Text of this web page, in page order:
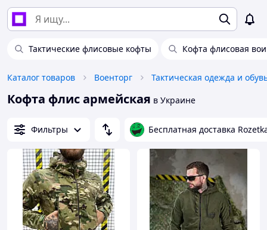
Тактические флисовые кофты Кофта флисовая
Каталог товаров Военторг Тактическая одежда и
Кофта флис армейская в Украине
Фильтры Бесплатная доставка